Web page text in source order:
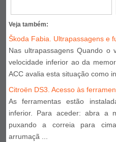
Veja também:
Škoda Fabia. Ultrapassagens e
Nas ultrapassagens Quando o
velocidade inferior ao da
ACC avalia esta situação como
Citroën DS3. Acesso às
As ferramentas estão
inferior. Para aceder: abra a
puxando a correia para
arrumaçã ...